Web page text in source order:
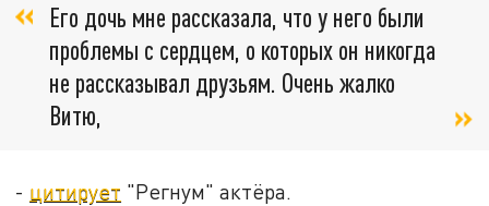
Его дочь мне рассказала, что у него были
проблемы с сердцем, о которых он никогда
не рассказывал друзьям. Очень жалко
Витю,
- цитирует "Регнум" актёра.